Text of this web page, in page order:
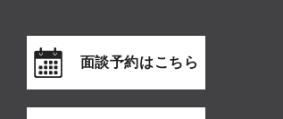
面談予約はこちら